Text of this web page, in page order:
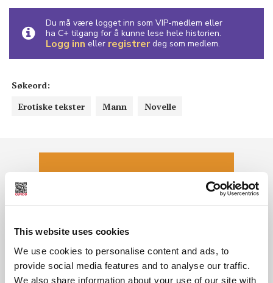
This website uses cookies
We use cookies to personalise content and ads, to
provide social media features and to analyse our traffic.
We also share information about your use of our site with
Du må være logget inn som VIP-medlem eller
ha C+ tilgang for å kunne lese hele historien.
Logg inn eller registrerdeg som medlem.
Søkeord:
Erotiske tekster
Mann Novelle